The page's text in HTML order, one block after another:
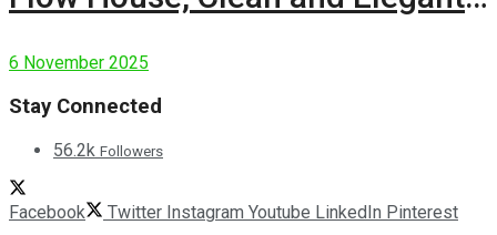
6 November 2025
Stay Connected
56.2k Followers
Facebook Twitter Instagram Youtube LinkedIn Pinterest